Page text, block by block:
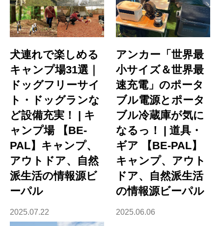
犬連れで楽しめる
キャンプ場31選｜
ドッグフリーサイ
ト・ドッグランな
ど設備充実！ | キ
ャンプ場 【BE-
PAL】キャンプ、
アウトドア、自然
派生活の情報源ビ
ーパル
2025.07.22
アンカー「世界最
小サイズ＆世界最
速充電」のポータ
ブル電源とポータ
ブル冷蔵庫が気に
なるっ！ | 道具・
ギア 【BE-PAL】
キャンプ、アウト
ドア、自然派生活
の情報源ビーパル
2025.06.06